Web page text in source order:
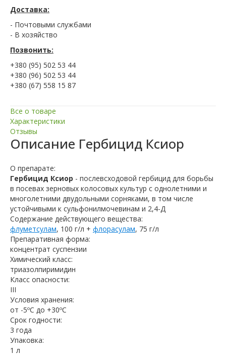
Доставка:
- Почтовыми службами
- В хозяйство
Позвонить:
+380 (95) 502 53 44
+380 (96) 502 53 44
+380 (67) 558 15 87
Все о товаре
Характеристики
Отзывы
Описание Гербицид Ксиор
О препарате:
Гербицид Ксиор - послевсходовой гербицид для борьбы
в посевах зерновых колосовых культур с однолетними и
многолетними двудольными сорняками, в том числе
устойчивыми к сульфонилмочевинам и 2,4-Д
Содержание действующего вещества:
флуметсулам, 100 г/л + флорасулам, 75 г/л
Препаративная форма:
концентрат суспензии
Химический класс:
триазолпиримидин
Класс опасности:
ІІІ
Условия хранения:
от -5ºС до +30ºС
Срок годности:
3 года
Упаковка:
1 л